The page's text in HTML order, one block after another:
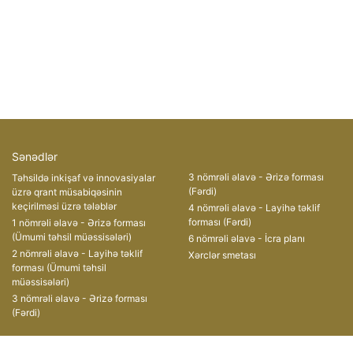
Sənədlər
Təhsildə inkişaf və innovasiyalar
üzrə qrant müsabiqəsinin
keçirilməsi üzrə tələblər
1 nömrəli əlavə - Ərizə forması
(Ümumi təhsil müəssisələri)
2 nömrəli əlavə - Layihə təklif
forması (Ümumi təhsil
müəssisələri)
3 nömrəli əlavə - Ərizə forması
(Fərdi)
3 nömrəli əlavə - Ərizə forması
(Fərdi)
4 nömrəli əlavə - Layihə təklif
forması (Fərdi)
6 nömrəli əlavə - İcra planı
Xərclər smetası